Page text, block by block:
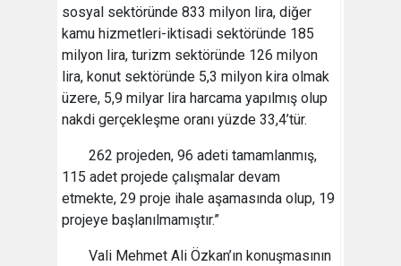
sosyal sektöründe 833 milyon lira, diğer
kamu hizmetleri-iktisadi sektöründe 185
milyon lira, turizm sektöründe 126 milyon
lira, konut sektöründe 5,3 milyon kira olmak
üzere, 5,9 milyar lira harcama yapılmış olup
nakdi gerçekleşme oranı yüzde 33,4’tür.
262 projeden, 96 adeti tamamlanmış,
115 adet projede çalışmalar devam
etmekte, 29 proje ihale aşamasında olup, 19
projeye başlanılmamıştır.”
Vali Mehmet Ali Özkan’ın konuşmasının